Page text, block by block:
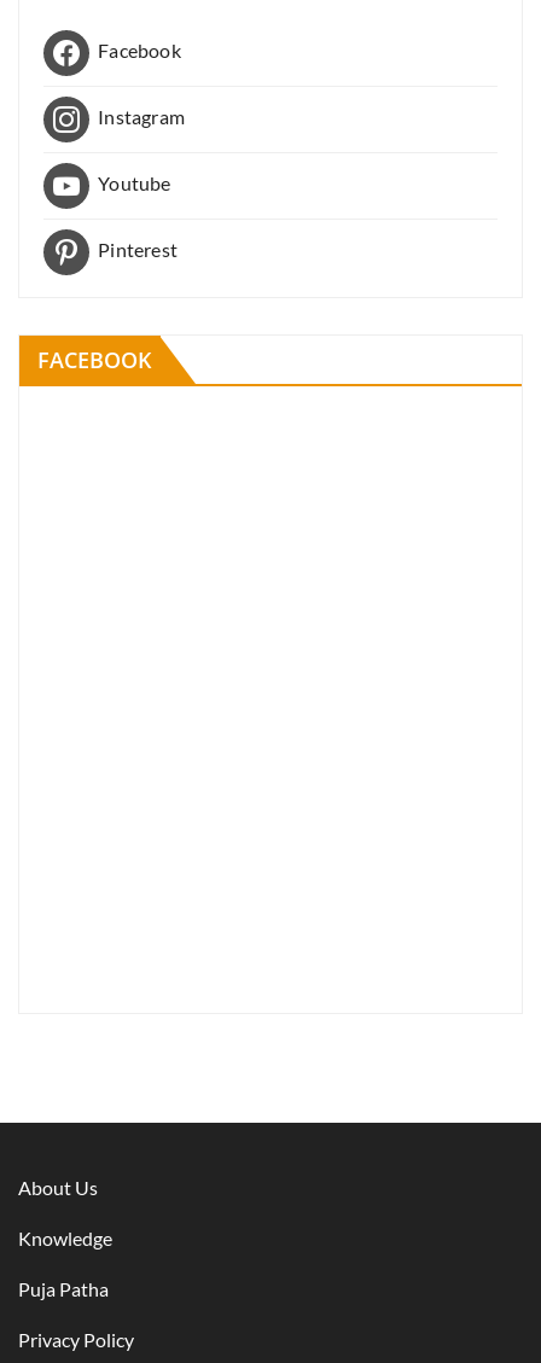
Facebook
Instagram
Youtube
Pinterest
FACEBOOK
About Us
Knowledge
Puja Patha
Privacy Policy